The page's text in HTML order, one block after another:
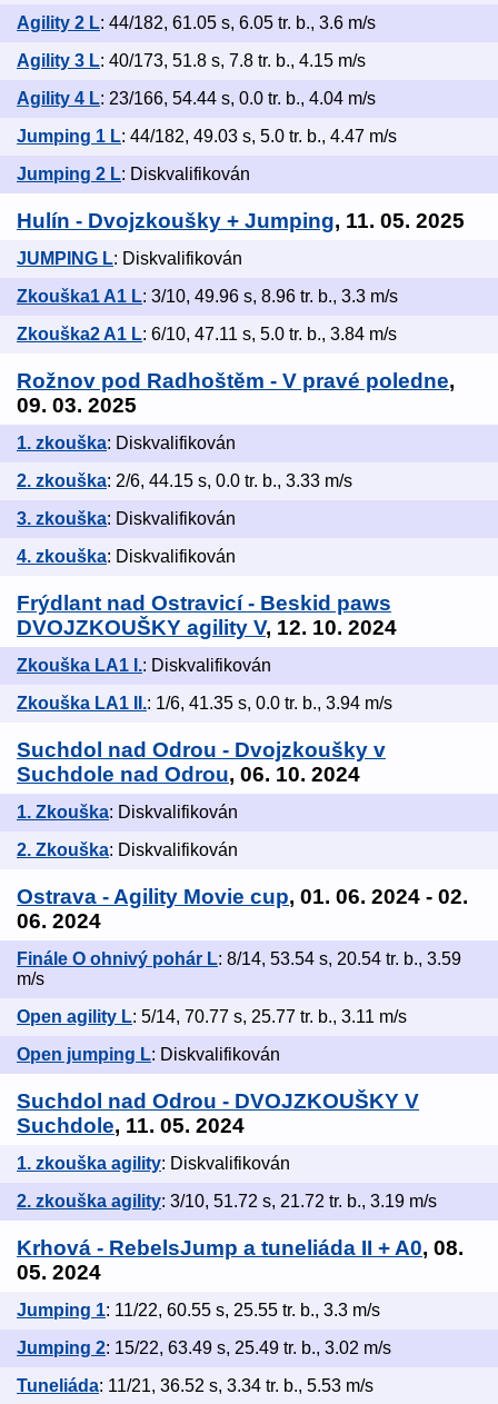
Agility 2 L: 44/182, 61.05 s, 6.05 tr. b., 3.6 m/s
Agility 3 L: 40/173, 51.8 s, 7.8 tr. b., 4.15 m/s
Agility 4 L: 23/166, 54.44 s, 0.0 tr. b., 4.04 m/s
Jumping 1 L: 44/182, 49.03 s, 5.0 tr. b., 4.47 m/s
Jumping 2 L: Diskvalifikován
Hulín - Dvojzkoušky + Jumping, 11. 05. 2025
JUMPING L: Diskvalifikován
Zkouška1 A1 L: 3/10, 49.96 s, 8.96 tr. b., 3.3 m/s
Zkouška2 A1 L: 6/10, 47.11 s, 5.0 tr. b., 3.84 m/s
Rožnov pod Radhoštěm - V pravé poledne,
09. 03. 2025
1. zkouška: Diskvalifikován
2. zkouška: 2/6, 44.15 s, 0.0 tr. b., 3.33 m/s
3. zkouška: Diskvalifikován
4. zkouška: Diskvalifikován
Frýdlant nad Ostravicí - Beskid paws
DVOJZKOUŠKY agility V, 12. 10. 2024
Zkouška LA1 I.: Diskvalifikován
Zkouška LA1 II.: 1/6, 41.35 s, 0.0 tr. b., 3.94 m/s
Suchdol nad Odrou - Dvojzkoušky v
Suchdole nad Odrou, 06. 10. 2024
1. Zkouška: Diskvalifikován
2. Zkouška: Diskvalifikován
Ostrava - Agility Movie cup, 01. 06. 2024 - 02.
06. 2024
Finále O ohnivý pohár L: 8/14, 53.54 s, 20.54 tr. b., 3.59
m/s
Open agility L: 5/14, 70.77 s, 25.77 tr. b., 3.11 m/s
Open jumping L: Diskvalifikován
Suchdol nad Odrou - DVOJZKOUŠKY V
Suchdole, 11. 05. 2024
1. zkouška agility: Diskvalifikován
2. zkouška agility: 3/10, 51.72 s, 21.72 tr. b., 3.19 m/s
Krhová - RebelsJump a tuneliáda II + A0, 08.
05. 2024
Jumping 1: 11/22, 60.55 s, 25.55 tr. b., 3.3 m/s
Jumping 2: 15/22, 63.49 s, 25.49 tr. b., 3.02 m/s
Tuneliáda: 11/21, 36.52 s, 3.34 tr. b., 5.53 m/s